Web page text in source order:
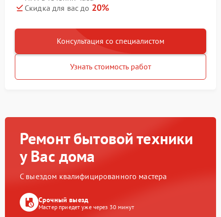
Скидка для вас до 20%
Консультация со специалистом
Узнать стоимость работ
Ремонт бытовой техники
у Вас дома
С выездом квалифицированного мастера
Срочный выезд
Мастер приедет уже через 30 минут